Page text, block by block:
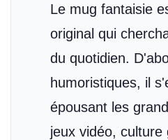
Le mug fantaisie
original qui
du quotidien.
humoristiques, il
épousant les
jeux vidéo,